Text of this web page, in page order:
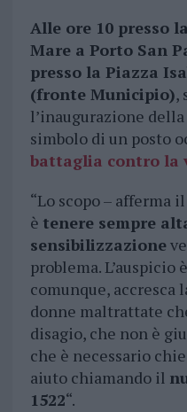
Alle ore 10 presso
Mare a Porto San
presso la Piazza
(fronte Municipio),
l’inaugurazione della
simbolo di un posto
battaglia contro la
“Lo scopo – afferma
è tenere sempre
sensibilizzazione
problema. L’auspicio
comunque, accresca
donne maltrattate
disagio, che non è
che è necessario
aiuto chiamando il
1522“.